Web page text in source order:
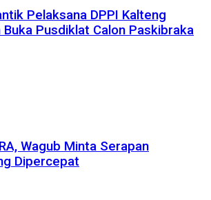
Pelaksana DPPI Kalteng
Pusdiklat Calon Paskibraka
Wagub Minta Serapan
Dipercepat